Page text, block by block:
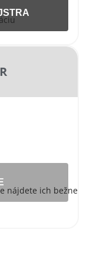
nájdete ich bežne